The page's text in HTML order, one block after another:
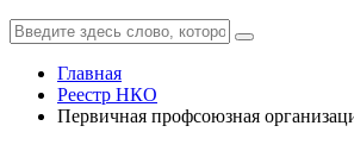
Главная
Реестр НКО
Первичная профсоюзная